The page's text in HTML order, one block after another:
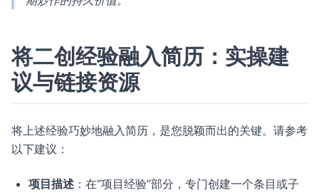
将二创经验融入简历：实操建
议与链接资源
将上述经验巧妙地融入简历，是您脱颖而出的关键。请参考
以下建议：
项目描述 ：在“项目经验”部分，专门创建一个条目或子